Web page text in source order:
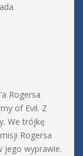
Rogersa
of Evil. Z
We trójkę
Rogersa
jego wyprawie.